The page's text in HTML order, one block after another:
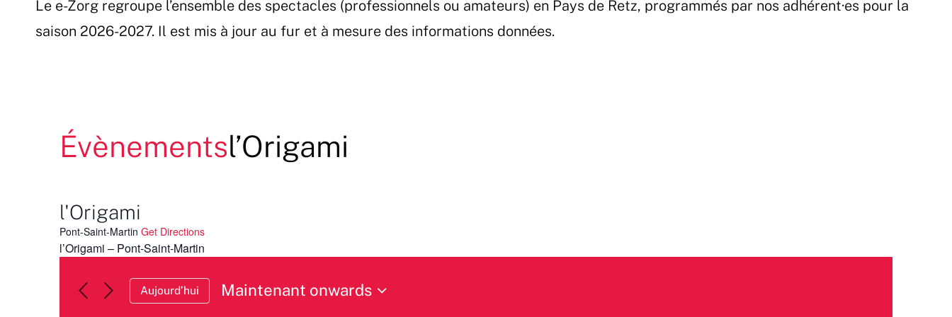
Le e-Zorg regroupe l’ensemble des spectacles (professionnels ou amateurs) en Pays de Retz, programmés par nos adhérent·es pour la
saison 2026-2027. Il est mis à jour au fur et à mesure des informations données.
Évènementsl’Origami
l'Origami
Pont-Saint-Martin Get Directions
l’Origami – Pont-Saint-Martin
Aujourd’hui
Maintenant onwards